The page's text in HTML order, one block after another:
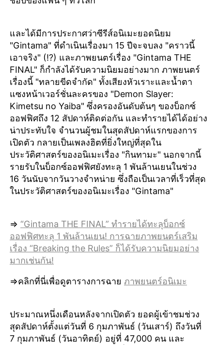
และได้มีการประกาศว่าซีรีส์อนิเมะยอดนิยม
"Gintama" ที่ดำเนินเรื่องมา 15 ปีจะจบลง "คราวนี้
เอาจริง" (!?) และภาพยนตร์เรื่อง "Gintama THE
FINAL" ก็กำลังได้รับความนิยมอย่างมาก ภาพยนตร์
เรื่องนี้ "ทลายขีดจำกัด" ทั้งเสียงหัวเราะและน้ำตา
แซงหน้าเวอร์ชั่นละครของ "Demon Slayer:
Kimetsu no Yaiba" ซึ่งครองอันดับต้นๆ ของบ็อกซ์
ออฟฟิศถึง 12 สัปดาห์ติดต่อกัน และทำรายได้ได้อย่าง
น่าประทับใจ จำนวนผู้ชมในสุดสัปดาห์แรกของการ
เปิดตัว กลายเป็นเพลงฮิตที่ยิ่งใหญ่ที่สุดใน
ประวัติศาสตร์ของอนิเมะเรื่อง "กินทามะ" นอกจากนี้
รายรับในบ็อกซ์ออฟฟิศยังทะลุ 1 พันล้านเยนในช่วง
16 วันนับจากวันวางจำหน่าย ซึ่งถือเป็นเวลาที่เร็วที่สุด
ในประวัติศาสตร์ของอนิเมะเรื่อง "Gintama"
⇒ “Gintama THE FINAL” ทำรายได้ทะลุบ็อกซ์
ออฟฟิศทะลุ 1 พันล้านเยน! การฉายภาพยนตร์เสริม
เรื่อง “Breaking the Rules” ก็ได้รับความนิยมอย่าง
มากเช่นกัน!
⇒คลิกที่นี่เพื่อดูตารางการฉาย ภาพยนตร์อนิเมะ
ประมาณหนึ่งเดือนหลังจากเปิดตัว ยอดผู้เข้าชมช่วง
สุดสัปดาห์ตั้งแต่วันที่ 6 กุมภาพันธ์ (วันเสาร์) ถึงวันที่
7 กุมภาพันธ์ (วันอาทิตย์) อยู่ที่ 47,000 คน และ